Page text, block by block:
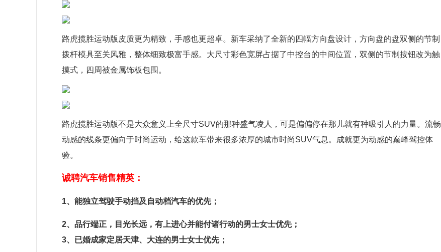
路虎揽胜运动版皮质更为精致，手感也更超卓。新车采纳了全新的四幅方向盘设计，方向盘的盘双侧的节制
拨杆模具至关风雅，整体细致极富手感。大尺寸彩色宽屏占据了中控台的中间位置，双侧的节制按钮改为触
摸式，四周被金属饰板包围。
路虎揽胜运动版不是大众意义上全尺寸SUV的那种盛气凌人，可是偏偏停在那儿就有种吸引人的力量。流畅
动感的线条更偏向于时尚运动，给这款车带来很多浓厚的城市时尚SUV气息。成就更为动感的巅峰驾控体
验。
诚聘汽车销售精英：
1、能独立驾驶手动挡及自动档汽车的优先；
2、品行端正，目光长远，有上进心并能付诸行动的男士女士优先；
3、已婚成家定居天津、大连的男士女士优先；